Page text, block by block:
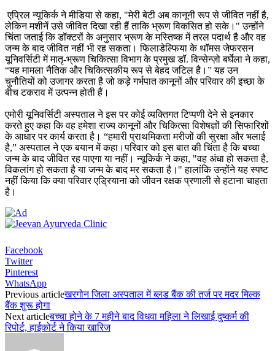
एप्रिल न्यूकिर्क ने मीडिया से कहा, "मेरी बेटी अब कानूनी रूप से जीवित नहीं है,
लेकिन मशीनें उसे जीवित दिखा रही हैं ताकि भ्रूण विकसित हो सके।" उन्होंने
चिंता जताई कि डॉक्टरों के अनुसार भ्रूण के मस्तिष्क में तरल पदार्थ है और वह
जन्म के बाद जीवित नहीं भी रह सकता। फिलाडेल्फिया के थॉमस जेफरसन
यूनिवर्सिटी में मातृ-भ्रूण चिकित्सा विभाग के प्रमुख डॉ. विन्सेन्ज़ो बर्घेला ने कहा,
“यह मामला नैतिक और चिकित्सकीय रूप से बेहद जटिल है।” यह उन
चुनौतियों को उजागर करता है जो कड़े गर्भपात कानूनों और परिवार की इच्छा के
बीच टकराव में उत्पन्न होती हैं।
एमोरी यूनिवर्सिटी अस्पताल ने इस पर कोई व्यक्तिगत टिप्पणी देने से इनकार
करते हुए कहा कि वह हमेशा राज्य कानूनों और चिकित्सा विशेषज्ञों की सिफारिशों
के आधार पर कार्य करता है। “हमारी प्राथमिकता मरीजों की सुरक्षा और भलाई
है,” अस्पताल ने एक बयान में कहा।परिवार को इस बात की चिंता है कि बच्चा
जन्म के बाद जीवित रह पाएगा या नहीं। न्यूकिर्क ने कहा, "वह अंधा हो सकता है,
विकलांग हो सकता है या जन्म के बाद मर सकता है।" हालांकि उन्होंने यह स्पष्ट
नहीं किया कि क्या परिवार एड्रियाना को जीवन रक्षक प्रणाली से हटाना चाहता
है।
Facebook
Twitter
Pinterest
WhatsApp
Previous articleखरगोन जिला अस्पताल में ब्लड बैंक की तर्ज पर मदर मिल्क
बैंक शुरू होगा
Next articleबच्चा होने के 7 महीने बाद विधवा महिला ने लिखाई दुष्कर्म की
रिपोर्ट, हाईकोर्ट ने किया खारिज